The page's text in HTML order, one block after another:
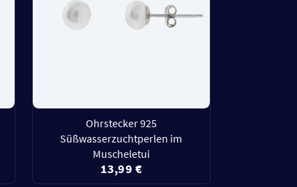
Ohrstecker 925
Süßwasserzuchtperlen im
Muscheletui
13,99 €